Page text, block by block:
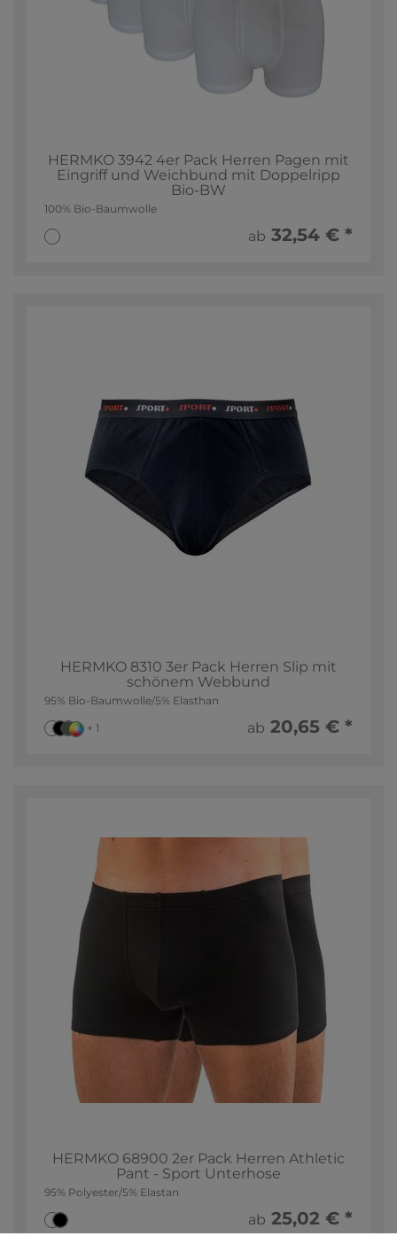
HERMKO 3942 4er Pack Herren Pagen mit
Eingriff und Weichbund mit Doppelripp
Bio-BW
100% Bio-Baumwolle
ab 32,54 € *
HERMKO 8310 3er Pack Herren Slip mit
schönem Webbund
95% Bio-Baumwolle/5% Elasthan
+ 1 ab 20,65 € *
HERMKO 68900 2er Pack Herren Athletic
Pant - Sport Unterhose
95% Polyester/5% Elastan
ab 25,02 € *